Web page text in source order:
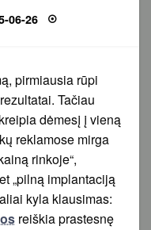
06-26
pirmiausia rūpi
Tačiau
dėmesį į vieną
reklamose mirga
rinkoje“,
„pilną implantaciją
kyla klausimas:
reiškia prastesnę